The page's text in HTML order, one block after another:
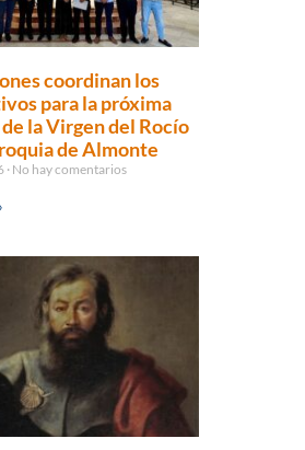
coordinan los
para la próxima
la Virgen del Rocío
de Almonte
No hay comentarios